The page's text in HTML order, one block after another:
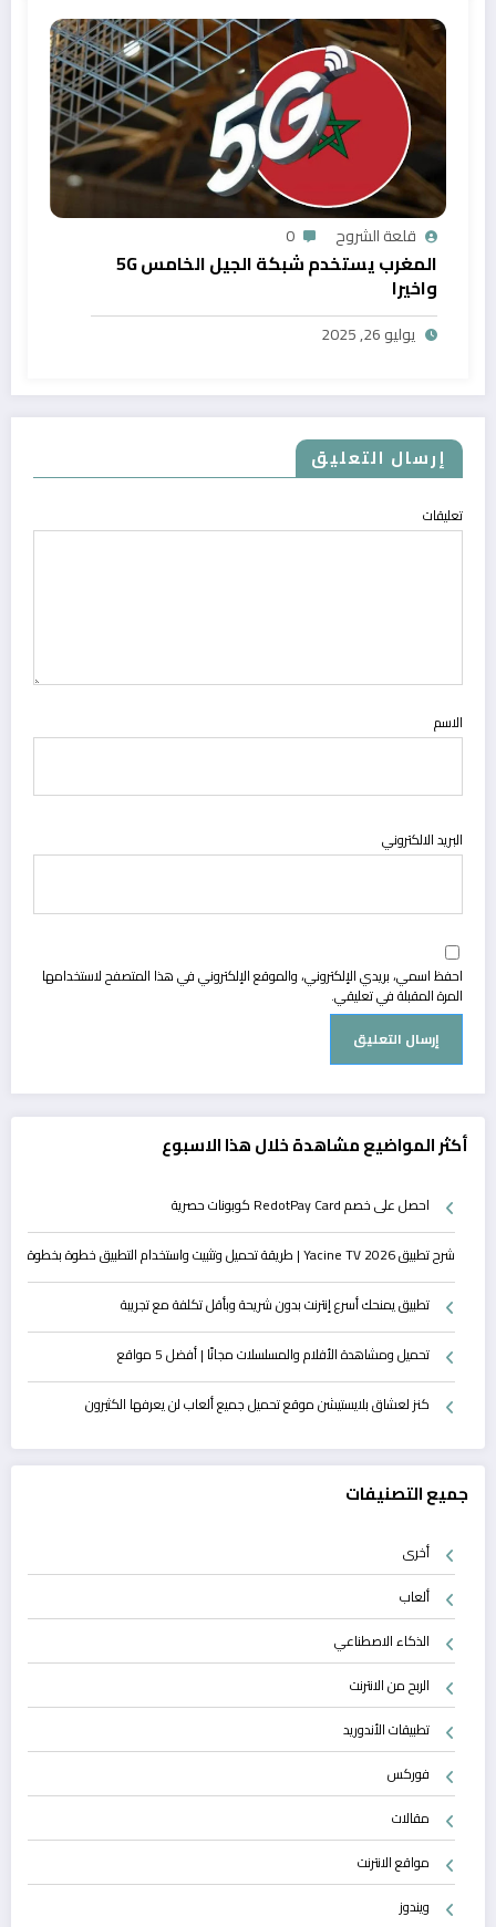
قلعة الشروح 0
المغرب يستخدم شبكة الجيل الخامس 5G
واخيرا
يوليو 26, 2025
إرسال التعليق
تعليقات
الاسم
البريد الالكتروني
احفظ اسمي، بريدي الإلكتروني، والموقع الإلكتروني في هذا المتصفح لاستخدامها
المرة المقبلة في تعليقي.
أكثر المواضيع مشاهدة خلال هذا الاسبوع
احصل على خصم RedotPay Card كوبونات حصرية
شرح تطبيق Yacine TV 2026 | طريقة تحميل وتثبيت واستخدام التطبيق خطوة بخطوة
تطبيق يمنحك أسرع إنترنت بدون شريحة وبأقل تكلفة مع تجريبة
تحميل ومشاهدة الأفلام والمسلسلات مجانًا | أفضل 5 مواقع
كنز لعشاق بلايستيشن موقع تحميل جميع ألعاب لن يعرفها الكثيرون
جميع التصنيفات
أخرى
ألعاب
الذكاء الاصطناعي
الربح من الانترنت
تطبيقات الأندوريد
فوركس
مقالات
مواقع الانترنت
ويندوز